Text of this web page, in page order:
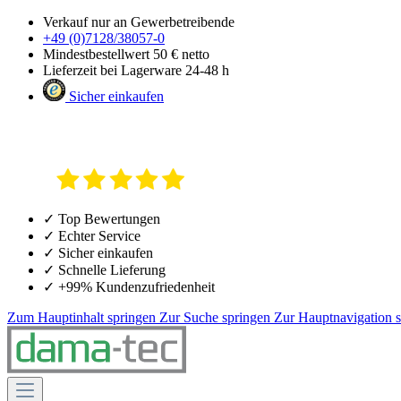
Verkauf nur an Gewerbetreibende
+49 (0)7128/38057-0
Mindestbestellwert 50 € netto
Lieferzeit bei Lagerware 24-48 h
Sicher einkaufen
✓ Top Bewertungen
✓ Echter Service
✓ Sicher einkaufen
✓ Schnelle Lieferung
✓ +99% Kundenzufriedenheit
Zum Hauptinhalt springen Zur Suche springen Zur Hauptnavigation